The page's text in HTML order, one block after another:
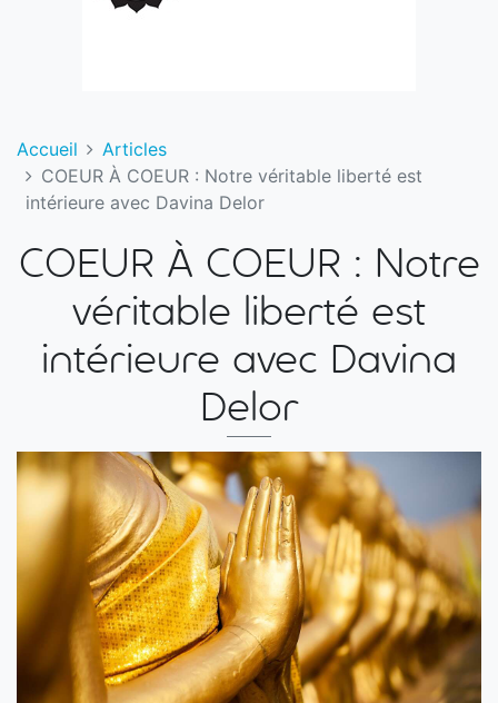
Accueil
Articles
COEUR À COEUR : Notre véritable liberté est
intérieure avec Davina Delor
COEUR À COEUR : Notre
véritable liberté est
intérieure avec Davina
Delor